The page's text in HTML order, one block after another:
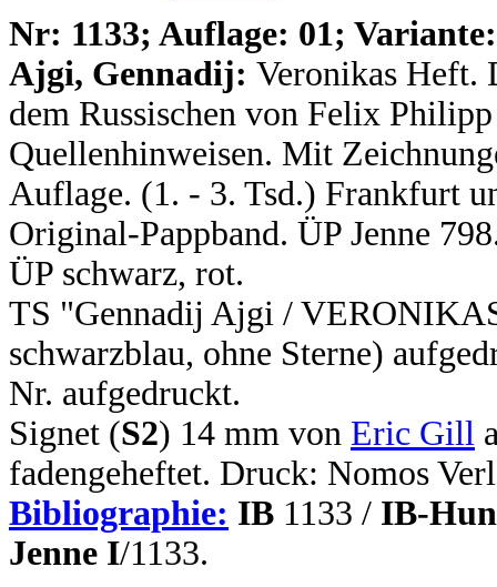
Nr: 1133; Auflage: 01;
Ajgi, Gennadij: Veronikas Heft.
dem Russischen von Felix
Quellenhinweisen. Mit
Auflage. (1. - 3. Tsd.) Frankfurt
Original-Pappband. ÜP Jenne
ÜP schwarz, rot.
TS "Gennadij Ajgi /
schwarzblau, ohne Sterne)
Nr. aufgedruckt.
Signet (S2) 14 mm von Eric Gill
fadengeheftet. Druck: Nomos
Bibliographie: IB 1133 / IB-
Jenne I/1133.